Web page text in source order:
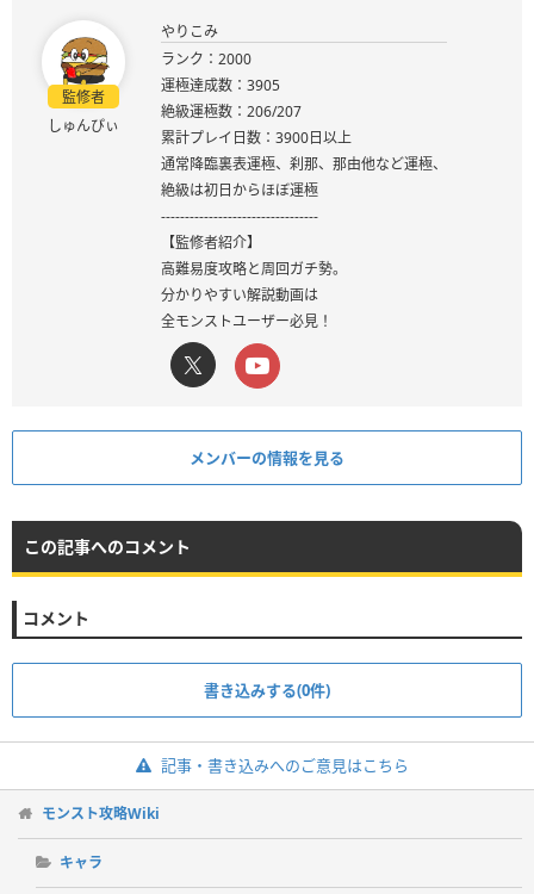
監修者
しゅんぴぃ
やりこみ
ランク：2000
運極達成数：3905
絶級運極数：206/207
累計プレイ日数：3900日以上
通常降臨裏表運極、刹那、那由他など運極、
絶級は初日からほぼ運極
---------------------------------
【監修者紹介】
高難易度攻略と周回ガチ勢。
分かりやすい解説動画は
全モンストユーザー必見！
メンバーの情報を見る
この記事へのコメント
コメント
書き込みする(0件)
記事・書き込みへのご意見はこちら
モンスト攻略Wiki
キャラ